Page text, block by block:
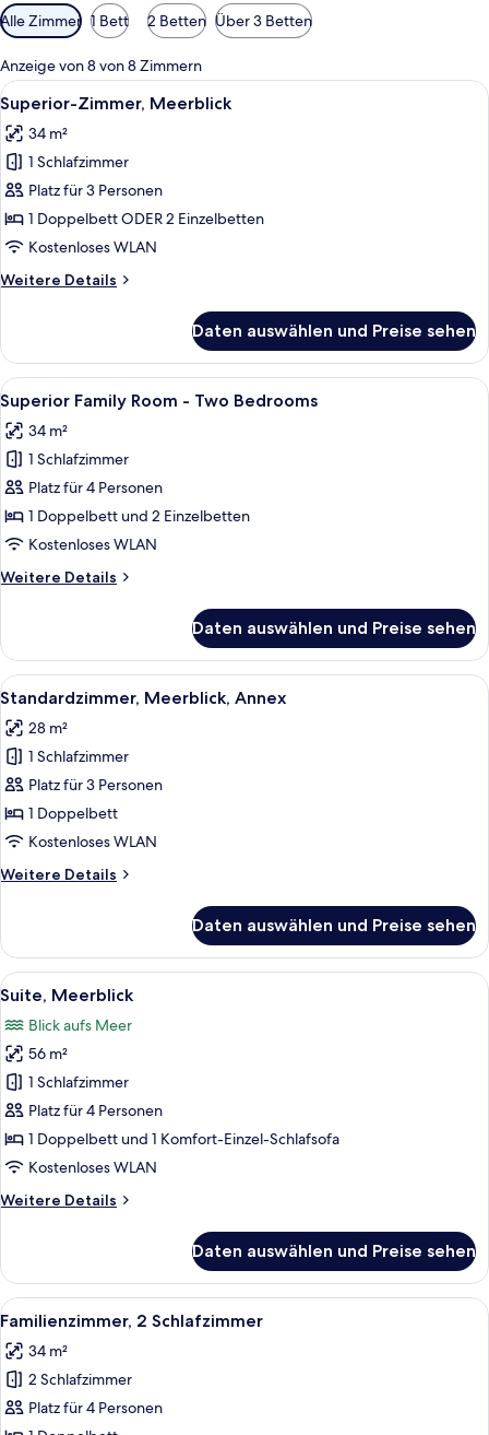
Verfügbare
Filter
für
Zimmer
Alle Zimmer 1 Bett 2 Betten Über 3 Betten
Anzeige von 8 von 8 Zimmern
Alle
Fotos
für
Superior-
Zimmer,
Meerblick
anzeigen
Ein Hotelzimmer mit Bett,
9
Superior-Zimmer, Meerblick
34 m²
1 Schlafzimmer
Platz für 3 Personen
1 Doppelbett ODER 2 Einzelbetten
Kostenloses WLAN
Weitere Details
Weitere
Zimmer,
Meerblick
Daten auswählen und Preise sehen
Alle
Fotos
für
Superior
Family
Room
-
Bedrooms
Ein Hotelzimmer mit einem großen
9
Superior Family Room - Two Bedrooms
34 m²
1 Schlafzimmer
Platz für 4 Personen
1 Doppelbett und 2 Einzelbetten
Kostenloses WLAN
Weitere Details
Weitere
Family
Room
-
Bedrooms
Daten auswählen und Preise sehen
Alle
Fotos
für
Standardzimmer,
Meerblick,
Annex
anzeigen
Ein Balkon mit zwei weißen
11
Standardzimmer, Meerblick, Annex
28 m²
1 Schlafzimmer
Platz für 3 Personen
1 Doppelbett
Kostenloses WLAN
Weitere Details
Weitere
Meerblick,
Annex
Daten auswählen und Preise sehen
Alle
Fotos
für
Suite,
Meerblick
anzeigen
Ein Sitzbereich im Freien mit zwei
12
Suite, Meerblick
Blick aufs Meer
56 m²
1 Schlafzimmer
Platz für 4 Personen
1 Doppelbett und 1 Komfort-Einzel-Schlafsofa
Kostenloses WLAN
Weitere Details
Weitere
Meerblick
Daten auswählen und Preise sehen
Alle
Fotos
für
Familienzimmer,
2 Schlafzimmer
Ein Balkon mit zwei weißen
10
Familienzimmer, 2 Schlafzimmer
34 m²
2 Schlafzimmer
Platz für 4 Personen